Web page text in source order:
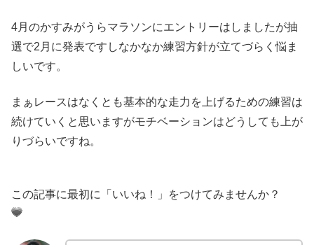
4月のかすみがうらマラソンにエントリーはしましたが抽
選で2月に発表ですしなかなか練習方針が立てづらく悩ま
しいです。
まぁレースはなくとも基本的な走力を上げるための練習は
続けていくと思いますがモチベーションはどうしても上が
りづらいですね。
この記事に最初に「いいね！」をつけてみませんか？